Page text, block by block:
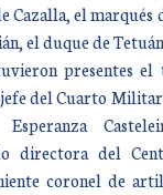
Cazalla, el
el duque de
presentes el
del Cuarto Militar
directora del
coronel de